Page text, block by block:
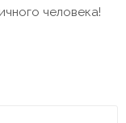
человека!